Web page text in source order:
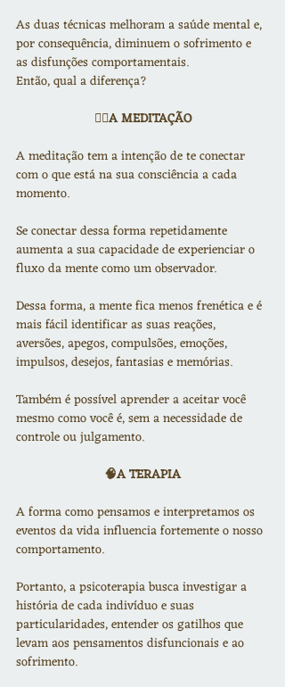
As duas técnicas melhoram a saúde mental e,
por consequência, diminuem o sofrimento e
as disfunções comportamentais.
Então, qual a diferença?
🧘‍♂️A MEDITAÇÃO
A meditação tem a intenção de te conectar
com o que está na sua consciência a cada
momento.
Se conectar dessa forma repetidamente
aumenta a sua capacidade de experienciar o
fluxo da mente como um observador.
Dessa forma, a mente fica menos frenética e é
mais fácil identificar as suas reações,
aversões, apegos, compulsões, emoções,
impulsos, desejos, fantasias e memórias.
Também é possível aprender a aceitar você
mesmo como você é, sem a necessidade de
controle ou julgamento.
🧠A TERAPIA
A forma como pensamos e interpretamos os
eventos da vida influencia fortemente o nosso
comportamento.
Portanto, a psicoterapia busca investigar a
história de cada indivíduo e suas
particularidades, entender os gatilhos que
levam aos pensamentos disfuncionais e ao
sofrimento.